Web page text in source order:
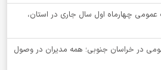
عمومی چهارماه اول سال جاری در استان،
عمومی در خراسان جنوبی؛ همه مدیران در وصول